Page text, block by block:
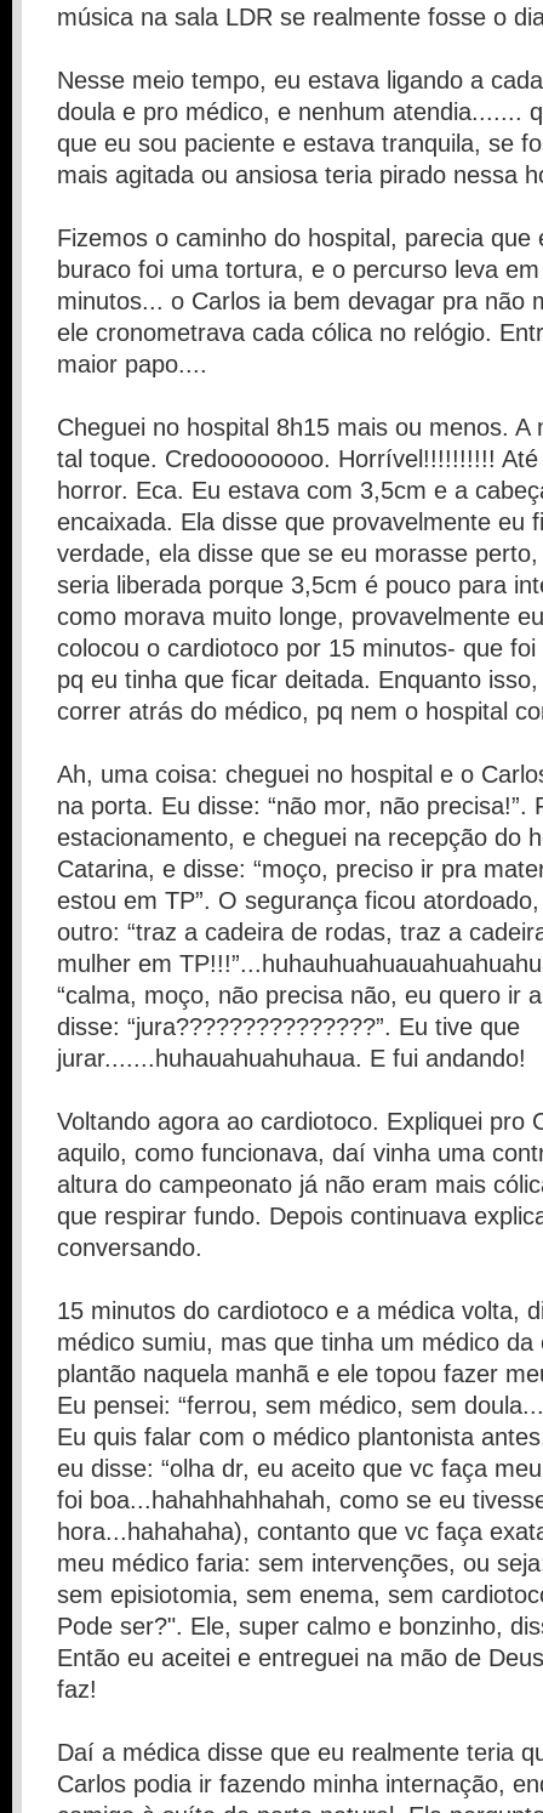
música na sala LDR se realmente fosse o
Nesse meio tempo, eu estava ligando a
doula e pro médico, e nenhum atendia.......
que eu sou paciente e estava tranquila, se
mais agitada ou ansiosa teria pirado nessa
Fizemos o caminho do hospital, parecia que
buraco foi uma tortura, e o percurso leva
minutos... o Carlos ia bem devagar pra não
ele cronometrava cada cólica no relógio.
maior papo....
Cheguei no hospital 8h15 mais ou menos. A
tal toque. Credoooooooo. Horrível!!!!!!!!!!
horror. Eca. Eu estava com 3,5cm e a
encaixada. Ela disse que provavelmente eu
verdade, ela disse que se eu morasse
seria liberada porque 3,5cm é pouco para
como morava muito longe, provavelmente
colocou o cardiotoco por 15 minutos- que
pq eu tinha que ficar deitada. Enquanto
correr atrás do médico, pq nem o hospital
Ah, uma coisa: cheguei no hospital e o
na porta. Eu disse: “não mor, não precisa!”.
estacionamento, e cheguei na recepção do
Catarina, e disse: “moço, preciso ir pra
estou em TP”. O segurança ficou
outro: “traz a cadeira de rodas, traz a
mulher em
“calma, moço, não precisa não, eu quero ir
disse: “jura???????????????”. Eu tive que
jurar.......huhauahuahuhaua. E fui andando!
Voltando agora ao cardiotoco. Expliquei pro
aquilo, como funcionava, daí vinha uma
altura do campeonato já não eram mais
que respirar fundo. Depois continuava
conversando.
15 minutos do cardiotoco e a médica volta,
médico sumiu, mas que tinha um médico da
plantão naquela manhã e ele topou fazer
Eu pensei: “ferrou, sem médico, sem
Eu quis falar com o médico plantonista
eu disse: “olha dr, eu aceito que vc faça
foi boa...hahahhahhahah, como se eu
hora...hahahaha), contanto que vc faça
meu médico faria: sem intervenções, ou
sem episiotomia, sem enema, sem
Pode ser?". Ele, super calmo e bonzinho,
Então eu aceitei e entreguei na mão de
faz!
Daí a médica disse que eu realmente teria
Carlos podia ir fazendo minha internação,